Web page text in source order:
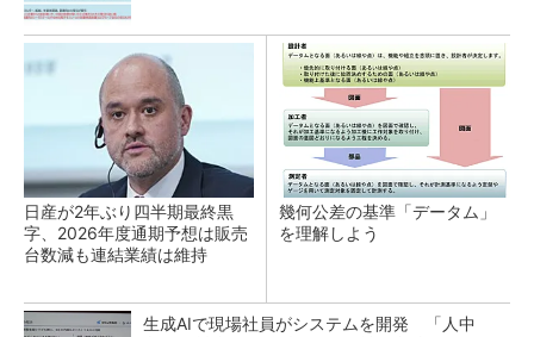
日産が2年ぶり四半期最終黒
字、2026年度通期予想は販売
台数減も連結業績は維持
幾何公差の基準「データム」
を理解しよう
生成AIで現場社員がシステムを開発 「人中